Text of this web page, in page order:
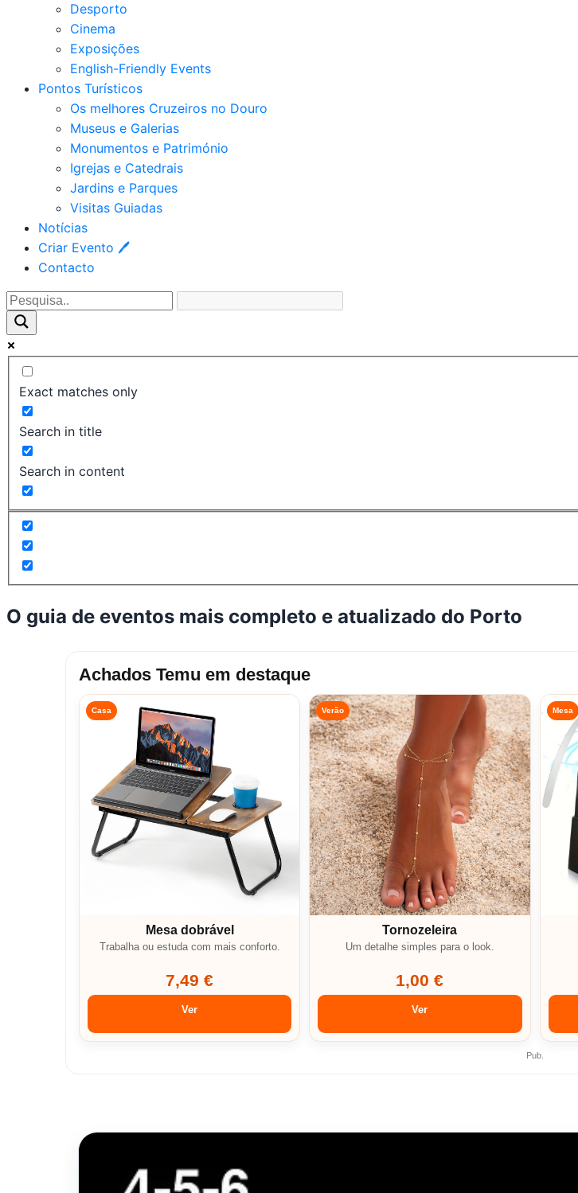
Desporto
Cinema
Exposições
English-Friendly Events
Pontos Turísticos
Os melhores Cruzeiros no Douro​
Museus e Galerias
Monumentos e Património
Igrejas e Catedrais
Jardins e Parques
Visitas Guiadas
Notícias
Criar Evento 🖊
Contacto
Exact matches only
Search in title
Search in content
O guia de eventos mais completo e atualizado do Porto
Achados Temu em destaque
Casa
Mesa dobrável
Trabalha ou estuda com mais conforto.
7,49 €
Ver
Verão
Tornozeleira
Um detalhe simples para o look.
1,00 €
Ver
Mesa
Pub.